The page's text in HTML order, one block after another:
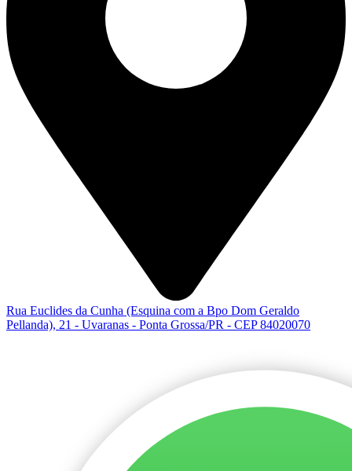
Rua Euclides da Cunha (Esquina com a Bpo Dom Geraldo
Pellanda), 21 - Uvaranas - Ponta Grossa/PR - CEP 84020070